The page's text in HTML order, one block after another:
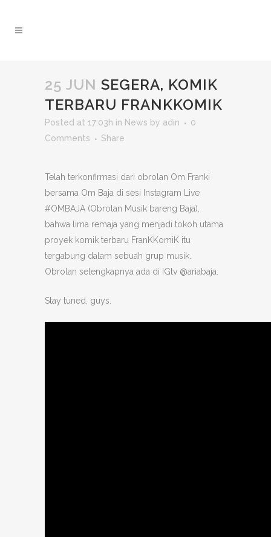
25 JUN SEGERA, KOMIK
TERBARU FRANKKOMIK
Posted at 17:03h in News by adin
0
Comments
Share
Telah terkonfirmasi dari obrolan Om Franki
bersama Om Baja di sesi Instagram Live
#OMBAJA (Obrolan Musik bareng Baja),
bahwa lima remaja yang menjadi tokoh utama
proyek komik terbaru FranKKomiK itu
tergabung dalam sebuah grup musik.
Obrolan selengkapnya ada di IGtv @ariabaja.
Stay tuned, guys.